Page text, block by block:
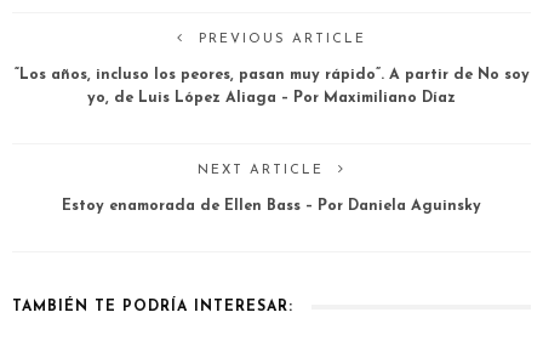
PREVIOUS ARTICLE
“Los años, incluso los peores, pasan muy rápido”. A partir de No soy
yo, de Luis López Aliaga – Por Maximiliano Díaz
NEXT ARTICLE
Estoy enamorada de Ellen Bass – Por Daniela Aguinsky
TAMBIÉN TE PODRÍA INTERESAR: